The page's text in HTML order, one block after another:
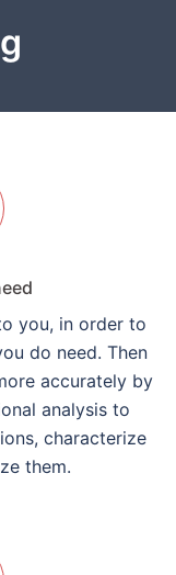
you, in order to
do need. Then
accurately by
analysis to
characterize
them.